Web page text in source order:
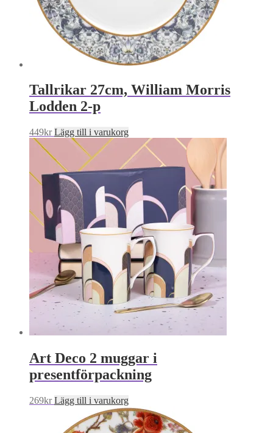
Tallrikar 27cm, William Morris
Lodden 2-p
449kr Lägg till i varukorg
Art Deco 2 muggar i
presentförpackning
269kr Lägg till i varukorg